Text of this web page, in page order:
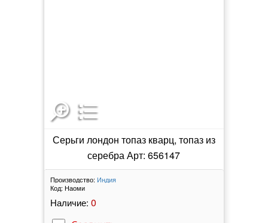
Серьги лондон топаз кварц, топаз из
серебра Арт: 656147
Производство: Индия
Код: Наоми
Наличие: 0